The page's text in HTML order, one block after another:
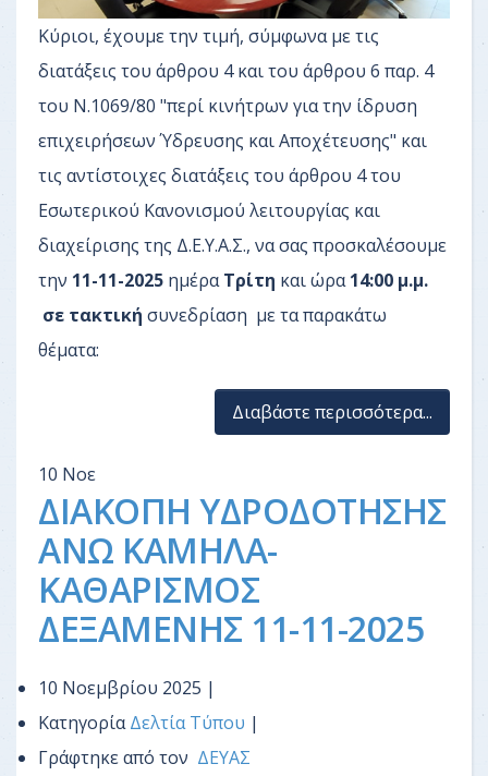
Κύριοι, έχουμε την τιμή, σύμφωνα με τις
διατάξεις του άρθρου 4 και του άρθρου 6 παρ. 4
του Ν.1069/80 "περί κινήτρων για την ίδρυση
επιχειρήσεων Ύδρευσης και Αποχέτευσης" και
τις αντίστοιχες διατάξεις του άρθρου 4 του
Εσωτερικού Κανονισμού λειτουργίας και
διαχείρισης της Δ.Ε.Υ.Α.Σ., να σας προσκαλέσουμε
την 11-11-2025 ημέραΤρίτη και ώρα14:00 μ.μ.
σε τακτική συνεδρίαση με τα παρακάτω
θέματα:
Διαβάστε περισσότερα...
10 Νοε
ΔΙΑΚΟΠΗ ΥΔΡΟΔΟΤΗΣΗΣ
ΑΝΩ ΚΑΜΗΛΑ-
ΚΑΘΑΡΙΣΜΟΣ
ΔΕΞΑΜΕΝΗΣ 11-11-2025
10 Νοεμβρίου 2025 |
Κατηγορία Δελτία Τύπου |
Γράφτηκε από τον ΔΕΥΑΣ